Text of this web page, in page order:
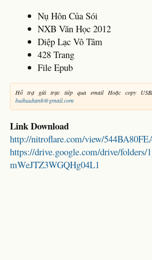
Nụ Hôn Của Sói
NXB Văn Học 2012
Diệp Lạc Vô Tâm
428 Trang
File Epub
Hỗ trợ gửi trực tiếp qua email Hoặc copy
buihuuhanh@gmail.com
Link Download
http://nitroflare.com/view/
https://drive.google.com/drive/folders/
mWeJTZ3WGQHg04L1